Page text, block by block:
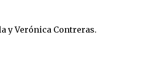
y Verónica Contreras.